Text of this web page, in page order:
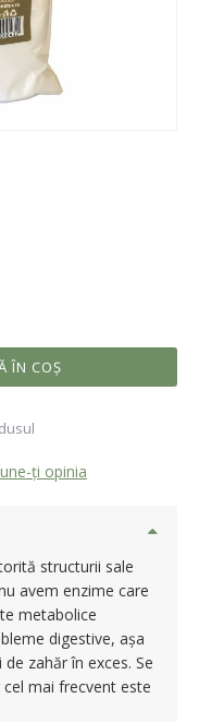
ţi opinia
ÎN COŞ
structurii sale
avem enzime care
metabolice
digestive, așa
zahăr în exces. Se
mai frecvent este